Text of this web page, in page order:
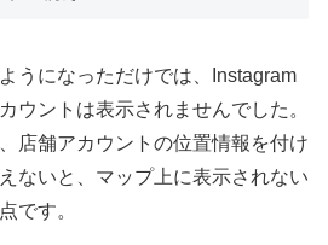
うになっただけでは、Instagram
ウントは表示されませんでした。
店舗アカウントの位置情報を付け
ないと、マップ上に表示されない
です。